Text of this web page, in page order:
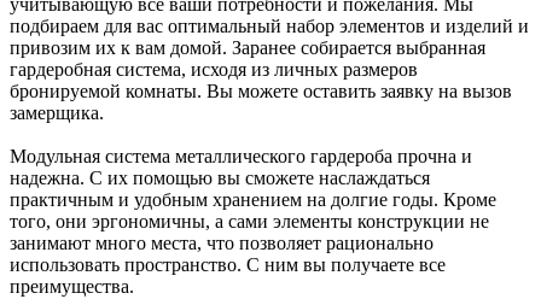
учитывающую все ваши потребности и пожелания. Мы
подбираем для вас оптимальный набор элементов и изделий и
привозим их к вам домой. Заранее собирается выбранная
гардеробная система, исходя из личных размеров
бронируемой комнаты. Вы можете оставить заявку на вызов
замерщика.
Модульная система металлического гардероба прочна и
надежна. С их помощью вы сможете наслаждаться
практичным и удобным хранением на долгие годы. Кроме
того, они эргономичны, а сами элементы конструкции не
занимают много места, что позволяет рационально
использовать пространство. С ним вы получаете все
преимущества.